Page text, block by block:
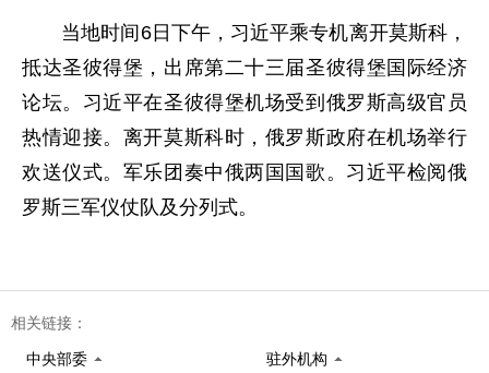
当地时间6日下午，习近平乘专机离开莫斯科，
抵达圣彼得堡，出席第二十三届圣彼得堡国际经济
论坛。习近平在圣彼得堡机场受到俄罗斯高级官员
热情迎接。离开莫斯科时，俄罗斯政府在机场举行
欢送仪式。军乐团奏中俄两国国歌。习近平检阅俄
罗斯三军仪仗队及分列式。
相关链接：
中央部委 驻外机构